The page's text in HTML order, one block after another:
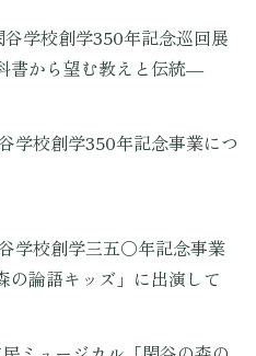
校創学350年記念巡回展
書から望む教えと伝統―
校創学350年記念事業につ
校創学三五〇年記念事業
の論語キッズ」に出演して